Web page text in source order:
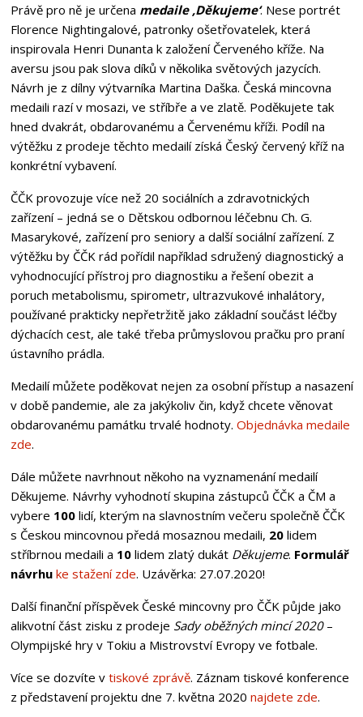
Právě pro ně je určena medaile ,Děkujeme‘. Nese portrét
Florence Nightingalové, patronky ošetřovatelek, která
inspirovala Henri Dunanta k založení Červeného kříže. Na
aversu jsou pak slova díků v několika světových jazycích.
Návrh je z dílny výtvarníka Martina Daška. Česká mincovna
medaili razí v mosazi, ve stříbře a ve zlatě. Poděkujete tak
hned dvakrát, obdarovanému a Červenému kříži. Podíl na
výtěžku z prodeje těchto medailí získá Český červený kříž na
konkrétní vybavení.
ČČK provozuje více než 20 sociálních a zdravotnických
zařízení – jedná se o Dětskou odbornou léčebnu Ch. G.
Masarykové, zařízení pro seniory a další sociální zařízení. Z
výtěžku by ČČK rád pořídil například sdružený diagnostický a
vyhodnocující přístroj pro diagnostiku a řešení obezit a
poruch metabolismu, spirometr, ultrazvukové inhalátory,
používané prakticky nepřetržitě jako základní součást léčby
dýchacích cest, ale také třeba průmyslovou pračku pro praní
ústavního prádla.
Medailí můžete poděkovat nejen za osobní přístup a nasazení
v době pandemie, ale za jakýkoliv čin, když chcete věnovat
obdarovanému památku trvalé hodnoty. Objednávka medaile
zde.
Dále můžete navrhnout někoho na vyznamenání medailí
Děkujeme. Návrhy vyhodnotí skupina zástupců ČČK a ČM a
vybere 100lidí, kterým na slavnostním večeru společně ČČK
s Českou mincovnou předá mosaznou medaili, 20lidem
stříbrnou medaili a 10lidem zlatý dukát Děkujeme. Formulář
návrhu ke stažení zde. Uzávěrka: 27.07.2020!
Další finanční příspěvek České mincovny pro ČČK půjde jako
alikvotní část zisku z prodeje Sady oběžných mincí 2020–
Olympijské hry v Tokiu a Mistrovství Evropy ve fotbale.
Více se dozvíte v tiskové zprávě. Záznam tiskové konference
z představení projektu dne 7. května 2020 najdete zde.